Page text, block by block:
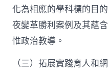
化為相應的學科標的目
夜變革勝利案例及其蘊
惟政治教導。
（三）拓展實踐育人和